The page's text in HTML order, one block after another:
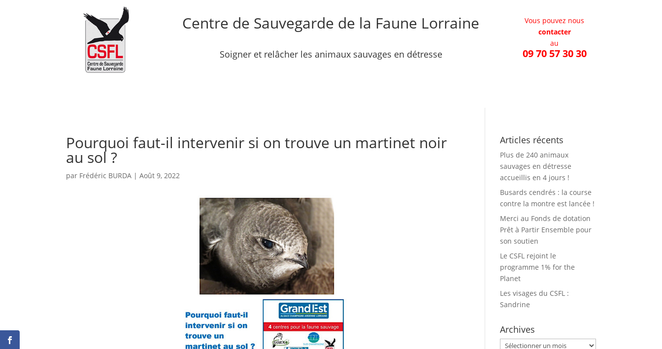
Centre de Sauvegarde de la Faune Lorraine
Soigner et relâcher les animaux sauvages en détresse
Vous pouvez nous
contacter
au
09 70 57 30 30
Pourquoi faut-il intervenir si on trouve un martinet noir
au sol ?
par Frédéric BURDA |Août 9, 2022
Articles récents
Plus de 240 animaux
sauvages en détresse
accueillis en 4 jours !
Busards cendrés : la course
contre la montre est lancée !
Merci au Fonds de dotation
Prêt à Partir Ensemble pour
son soutien
Le CSFL rejoint le
programme 1% for the
Planet
Les visages du CSFL :
Sandrine
Archives
Archives